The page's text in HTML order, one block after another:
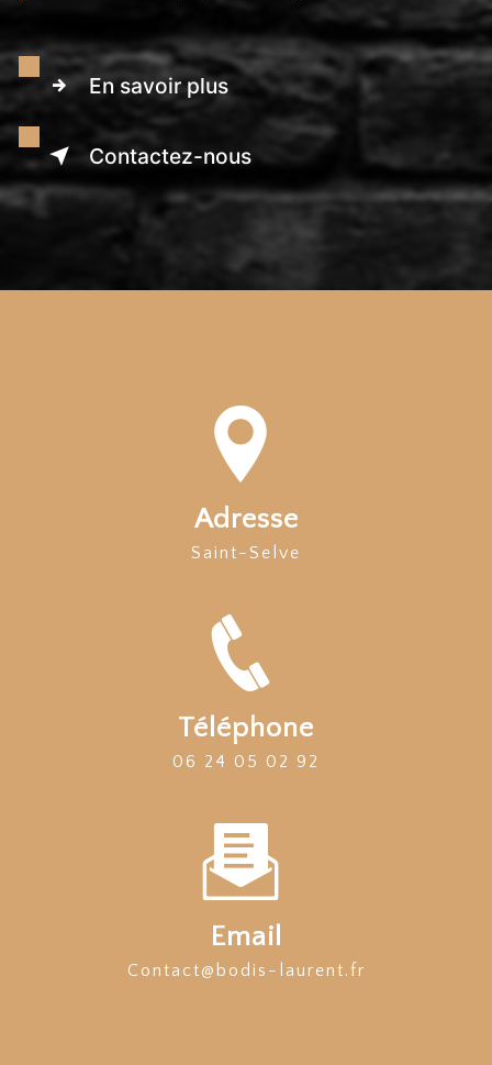
En savoir plus
Contactez-nous
Adresse
Saint-Selve
Téléphone
06 24 05 02 92
Email
contact@bodis-laurent.fr